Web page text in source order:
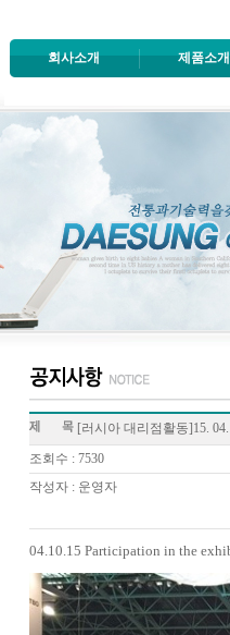
회사소개 제품소개
[러시아 대리점활동]15. 04.
조회수 : 7530
작성자 : 운영자
04.10.15 Participation in the